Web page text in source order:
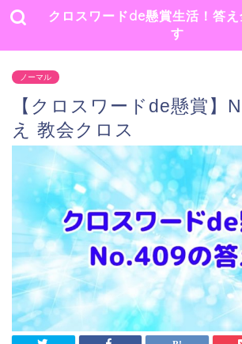
クロスワードde懸賞生活！答え
す
ノーマル
【クロスワードde懸賞】
え 教会クロス